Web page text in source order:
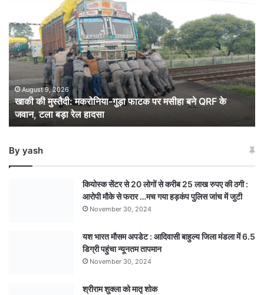
मुस्तैदी:
मकरोनिया-
गुड़ा
फाटक
पर
मसीहा
बने
QRF
के
टला
August 9, 2026
खाकी की मुस्तैदी: मकरोनिया-गुड़ा फाटक पर मसीहा बने QRF के
जवान, टला बड़ा रेल हादसा
By yash
कियोस्क सेंटर से 20 लोगों से करीब 25 लाख रुपए की ठगी :
आरोपी मौके से फरार …मच गया हड़कंप पुलिस जांच में जुटी
November 30, 2024
यश भारत मौसम अपडेट : आदिवासी बाहुल्य जिला मंडला में 6.5
डिग्री पहुंचा न्यूनतम तापमान
November 30, 2024
श्रीराम शुक्ला को मातृ शोक